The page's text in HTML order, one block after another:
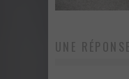
UNE RÉPONSE